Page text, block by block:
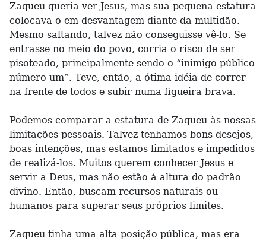
Zaqueu queria ver Jesus, mas sua pequena estatura
colocava-o em desvantagem diante da multidão.
Mesmo saltando, talvez não conseguisse vê-lo. Se
entrasse no meio do povo, corria o risco de ser
pisoteado, principalmente sendo o “inimigo público
número um”. Teve, então, a ótima idéia de correr
na frente de todos e subir numa figueira brava.
Podemos comparar a estatura de Zaqueu às nossas
limitações pessoais. Talvez tenhamos bons desejos,
boas intenções, mas estamos limitados e impedidos
de realizá-los. Muitos querem conhecer Jesus e
servir a Deus, mas não estão à altura do padrão
divino. Então, buscam recursos naturais ou
humanos para superar seus próprios limites.
Zaqueu tinha uma alta posição pública, mas era